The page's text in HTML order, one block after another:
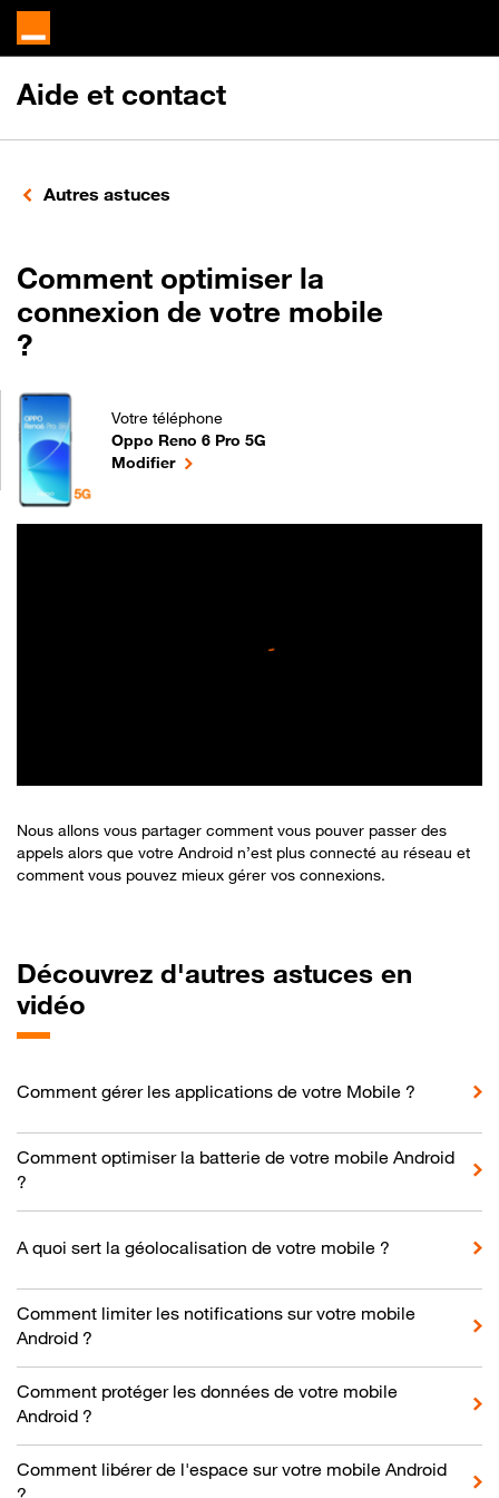
Aide et contact
Autres astuces
Comment optimiser la
connexion de votre mobile
?
Votre téléphone
Oppo Reno 6 Pro 5G
Comment optimiser la connexion de votre mobile
Modifierle téléphone sélectionné
Nous allons vous partager comment vous pouver passer des
appels alors que votre Android n’est plus connecté au réseau et
comment vous pouvez mieux gérer vos connexions.
Découvrez d'autres astuces en
vidéo
Comment gérer les applications de votre Mobile ?
Comment optimiser la batterie de votre mobile Android
?
A quoi sert la géolocalisation de votre mobile ?
Comment limiter les notifications sur votre mobile
Android ?
Comment protéger les données de votre mobile
Android ?
Comment libérer de l'espace sur votre mobile Android